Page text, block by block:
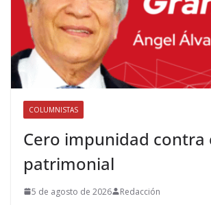
COLUMNISTAS
Cero impunidad contra
patrimonial
5 de agosto de 2026 Redacción